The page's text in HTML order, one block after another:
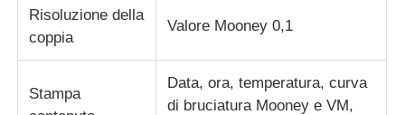
Risoluzione della
coppia
Valore Mooney 0,1
Stampa
Data, ora, temperatura, curva
di bruciatura Mooney e VM,